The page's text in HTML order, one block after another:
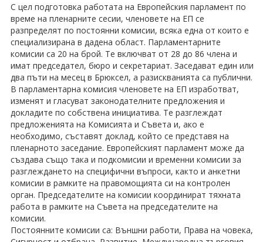
С цел подготовка работата на Европейския парламент по
време на пленарните сесии, членовете на ЕП се
разпределят по постоянни комисии, всяка една от които е
специализирана в дадена област. Парламентарните
комисии са 20 на брой. Те включват от 28 до 86 члена и
имат председател, бюро и секретариат. Заседават един или
два пъти на месец в Брюксел, а разискванията са публични.
В парламентарна комисия членовете на ЕП изработват,
изменят и гласуват законодателните предложения и
докладите по собствена инициатива. Те разглеждат
предложенията на Комисията и Съвета и, ако е
необходимо, съставят доклад, който се представя на
пленарното заседание. Европейският парламент може да
създава също така и подкомисии и временни комисии за
разглеждането на специфични въпроси, както и анкетни
комисии в рамките на правомощията си на контролен
орган. Председателите на комисии координират тяхната
работа в рамките на Съвета на председателите на
комисии.
Постоянните комисии са: Външни работи, Права на човека,